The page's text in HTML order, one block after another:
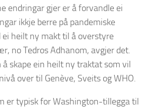
endringar gjer er å forvandle ei
ikkje berre på pandemiske
heilt ny makt til å overstyre
no Tedros Adhanom, avgjer det.
skape ein heilt ny traktat som vil
over til Genève, Sveits og WHO.
er typisk for Washington-tillegga til